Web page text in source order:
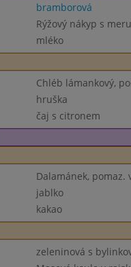
bramborová
Rýžový nákyp s
mléko
Chléb lámankový,
hruška
čaj s citronem
Dalamánek, pomaz.
jablko
kakao
zeleninová s